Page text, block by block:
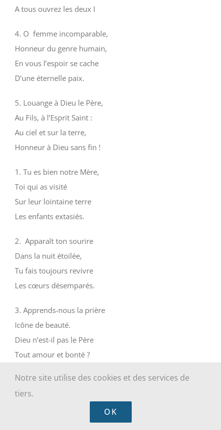
A tous ouvrez les deux I
4. O femme incomparable,
Honneur du genre humain,
En vous l’espoir se cache
D’une éternelle paix.
5. Louange à Dieu le Père,
Au Fils, à l’Esprit Saint :
Au ciel et sur la terre,
Honneur à Dieu sans fin !
1. Tu es bien notre Mère,
Toi qui as visité
Sur leur lointaine terre
Les enfants extasiés.
2. Apparaît ton sourire
Dans la nuit étoilée,
Tu fais toujours revivre
Les cœurs désemparés.
3. Apprends-nous la prière
Icône de beauté.
Dieu n’est-il pas le Père
Tout amour et bonté ?
4. Mère de toute grâce,
A l’univers troublé
Notre site utilise des cookies et des services de
tiers.
OK